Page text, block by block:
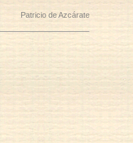
Patricio de Azcárate